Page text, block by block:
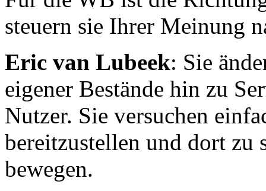
steuern sie Ihrer Meinung
Eric van Lubeek: Sie
eigener Bestände hin zu
Nutzer. Sie versuchen
bereitzustellen und dort zu
bewegen.